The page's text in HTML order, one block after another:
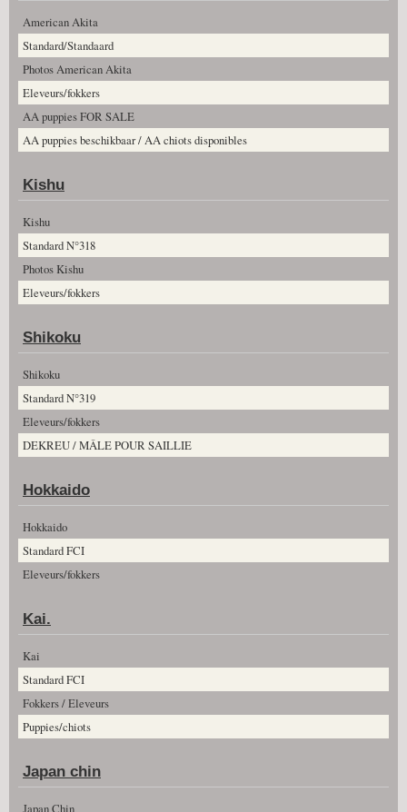
American Akita
Standard/Standaard
Photos American Akita
Eleveurs/fokkers
AA puppies FOR SALE
AA puppies beschikbaar / AA chiots disponibles
Kishu
Kishu
Standard N°318
Photos Kishu
Eleveurs/fokkers
Shikoku
Shikoku
Standard N°319
Eleveurs/fokkers
DEKREU / MÂLE POUR SAILLIE
Hokkaido
Hokkaido
Standard FCI
Eleveurs/fokkers
Kai.
Kai
Standard FCI
Fokkers / Eleveurs
Puppies/chiots
Japan chin
Japan Chin